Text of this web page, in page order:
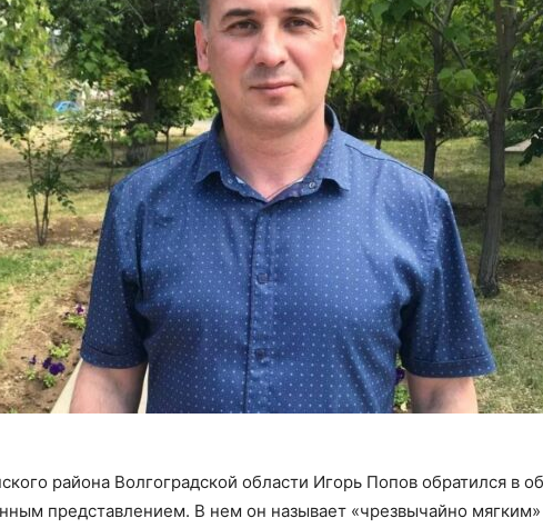
района Волгоградской области Игорь Попов обратился в
представлением. В нем он называет «чрезвычайно мягким»